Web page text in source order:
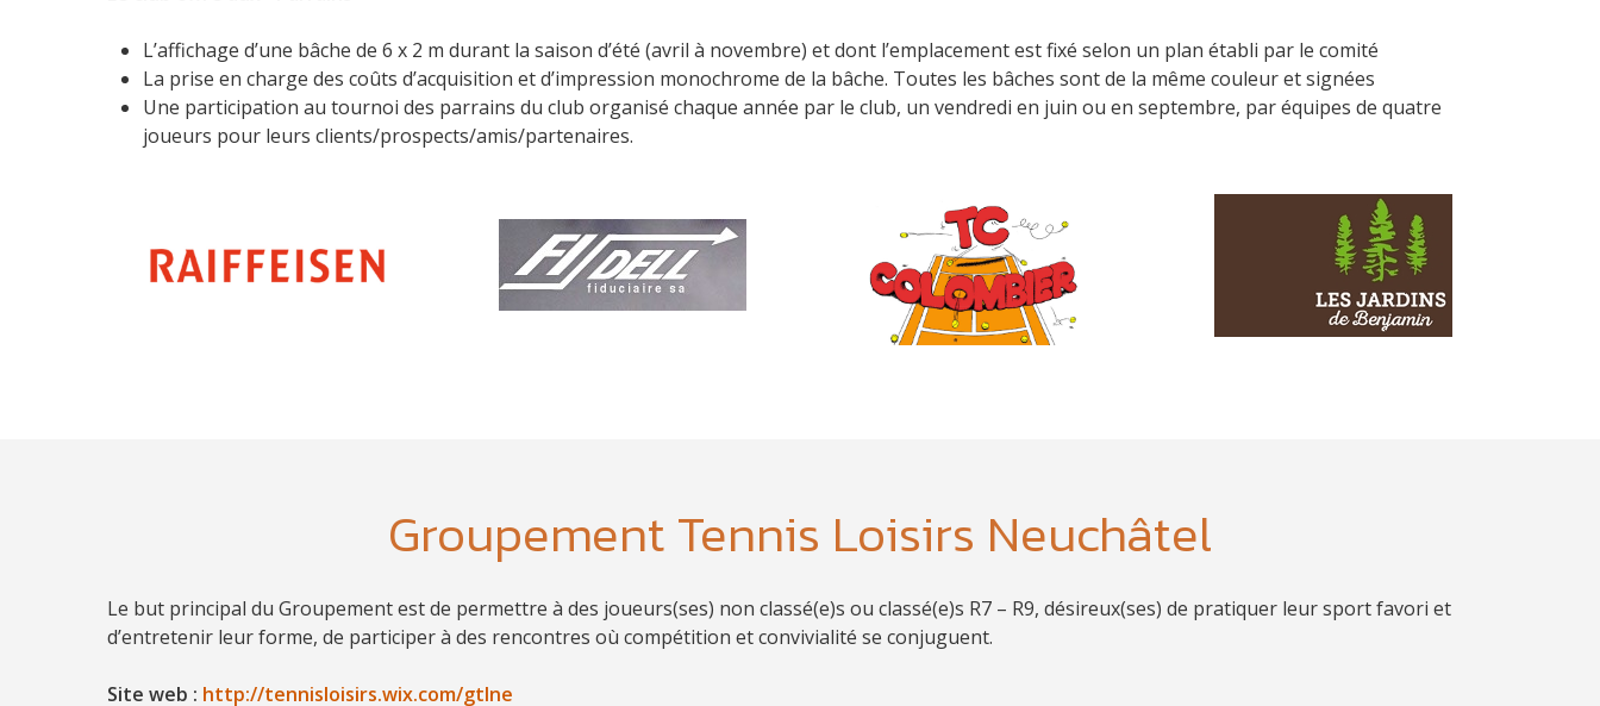
L’affichage d’une bâche de 6 x 2 m durant la saison d’été (avril à novembre) et dont l’emplacement est fixé selon un plan établi par le comité
La prise en charge des coûts d’acquisition et d’impression monochrome de la bâche. Toutes les bâches sont de la même couleur et signées
Une participation au tournoi des parrains du club organisé chaque année par le club, un vendredi en juin ou en septembre, par équipes de quatre
joueurs pour leurs clients/prospects/amis/partenaires.
Groupement Tennis Loisirs Neuchâtel
Le but principal du Groupement est de permettre à des joueurs(ses) non classé(e)s ou classé(e)s R7 – R9, désireux(ses) de pratiquer leur sport favori et
d’entretenir leur forme, de participer à des rencontres où compétition et convivialité se conjuguent.
Site web : http://tennisloisirs.wix.com/gtlne